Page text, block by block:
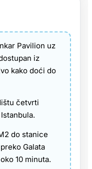
Pavilion uz
iz
kako doći do
četvrti
do stanice
Galata
10 minuta.